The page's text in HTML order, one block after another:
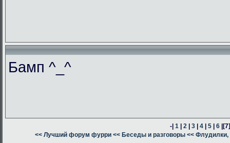
Бамп ^_^
-|1 |2 |3 |4 |5 |6 |
<< Лучший форум фурри << Беседы и разговоры << Флудилки,